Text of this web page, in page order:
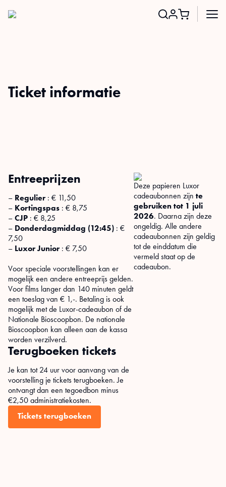
Ticket informatie
Entreeprijzen
– Regulier : € 11,50
– Kortingspas : € 8,75
– CJP : € 8,25
– Donderdagmiddag (12:45) : €
7,50
– Luxor Junior : € 7,50
Voor speciale voorstellingen kan er
mogelijk een andere entreeprijs gelden.
Voor films langer dan 140 minuten geldt
een toeslag van € 1,-. Betaling is ook
mogelijk met de Luxor-cadeaubon of de
Nationale Bioscoopbon. De nationale
Bioscoopbon kan alleen aan de kassa
worden verzilverd.
Terugboeken tickets
Je kan tot 24 uur voor aanvang van de
voorstelling je tickets terugboeken. Je
ontvangt dan een tegoedbon minus
€2,50 administratiekosten.
Tickets terugboeken
Deze papieren Luxor
cadeaubonnen zijnte
gebruiken tot 1 juli
2026. Daarna zijn deze
ongeldig. Alle andere
cadeaubonnen zijn geldig
tot de einddatum die
vermeld staat op de
cadeaubon.